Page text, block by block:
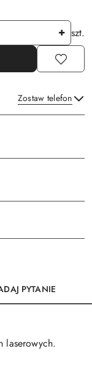
szt.
Zostaw telefon
PYTANIE
laserowych.